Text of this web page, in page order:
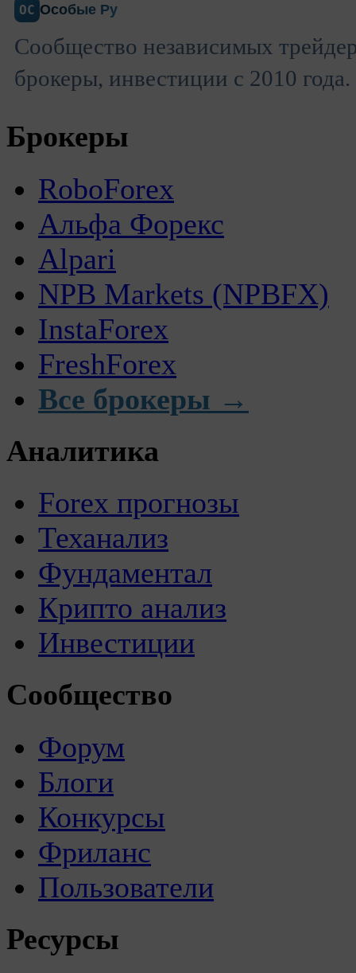
ОС Особые Ру
Сообщество независимых
брокеры, инвестиции с 2010 года.
Брокеры
RoboForex
Альфа Форекс
Alpari
NPB Markets (NPBFX)
InstaForex
FreshForex
Все брокеры →
Аналитика
Forex прогнозы
Теханализ
Фундаментал
Крипто анализ
Инвестиции
Сообщество
Форум
Блоги
Конкурсы
Фриланс
Пользователи
Ресурсы